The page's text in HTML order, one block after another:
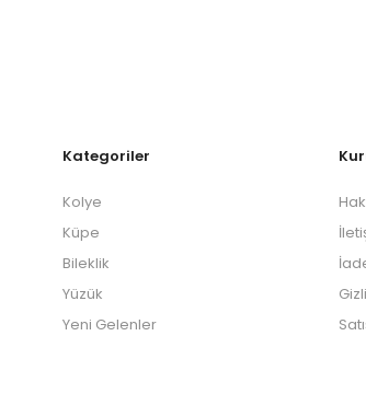
Kategoriler
Kolye
Küpe
Bileklik
Yüzük
Yeni Gelenler